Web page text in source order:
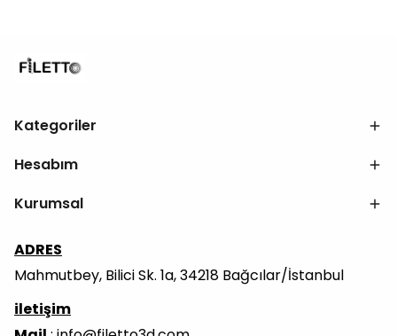
Kategoriler
Hesabım
Kurumsal
ADRES
Mahmutbey, Bilici Sk. 1a, 34218 Bağcılar/İstanbul
iletişim